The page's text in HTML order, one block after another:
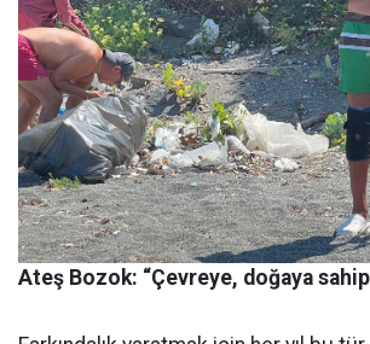
Ateş Bozok: “Çevreye, doğaya sahip